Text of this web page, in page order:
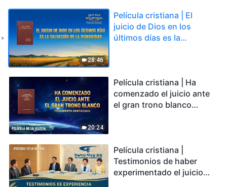
28:46
Película cristiana | El
juicio de Dios en los
últimos días es la
20:24
Película cristiana | Ha
comenzado el juicio ante
el gran trono blanco
Película cristiana |
Testimonios de haber
experimentado el juicio